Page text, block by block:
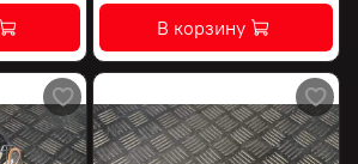
В корзину